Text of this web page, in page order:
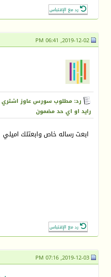
رد مع الإقتباس
رد: مطلوب سورس عاوز
رايد او اي حد مضمون
ابعت رساله خاص وابعتلك اميلي
رد مع الإقتباس